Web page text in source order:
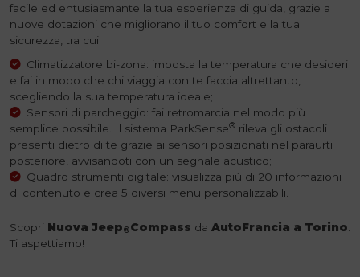
facile ed entusiasmante la tua esperienza di guida, grazie a
nuove dotazioni che migliorano il tuo comfort e la tua
sicurezza, tra cui:
Climatizzatore bi-zona: imposta la temperatura che desideri
e fai in modo che chi viaggia con te faccia altrettanto,
scegliendo la sua temperatura ideale;
Sensori di parcheggio: fai retromarcia nel modo più
semplice possibile. Il sistema ParkSense® rileva gli ostacoli
presenti dietro di te grazie ai sensori posizionati nel paraurti
posteriore, avvisandoti con un segnale acustico;
Quadro strumenti digitale: visualizza più di 20 informazioni
di contenuto e crea 5 diversi menu personalizzabili.
Scopri Nuova Jeep®Compass da AutoFrancia a Torino
Ti aspettiamo!